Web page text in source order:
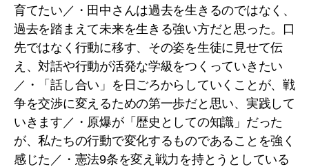
育てたい／・田中さんは過去を生きるのではなく、
過去を踏まえて未来を生きる強い方だと思った。口
先ではなく行動に移す、その姿を生徒に見せて伝
え、対話や行動が活発な学級をつくっていきたい
／・「話し合い」を日ごろからしていくことが、戦
争を交渉に変えるための第一歩だと思い、実践して
いきます／・原爆が「歴史としての知識」だった
が、私たちの行動で変化するものであることを強く
感じた／・憲法9条を変え戦力を持とうとしている